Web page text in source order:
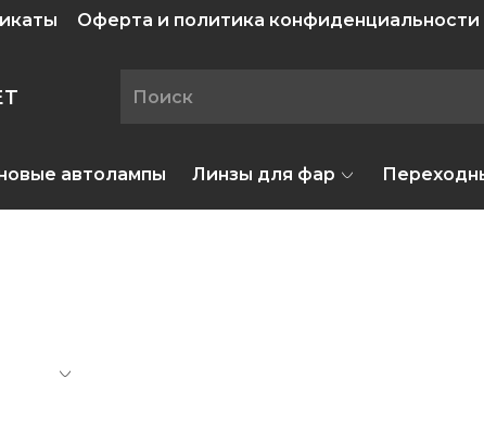
Оферта и политика конфиденциальности
автолампы Линзы для фар